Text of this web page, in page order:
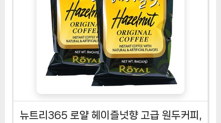
뉴트리365 로얄 헤이즐넛향 고급 원두커피,